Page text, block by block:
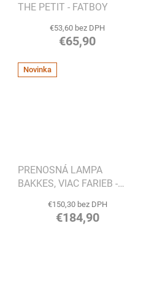
THE PETIT - FATBOY
€53,60 bez DPH
€65,90
Novinka
PRENOSNÁ LAMPA
BAKKES, VIAC FARIEB -
€150,30 bez DPH
€184,90